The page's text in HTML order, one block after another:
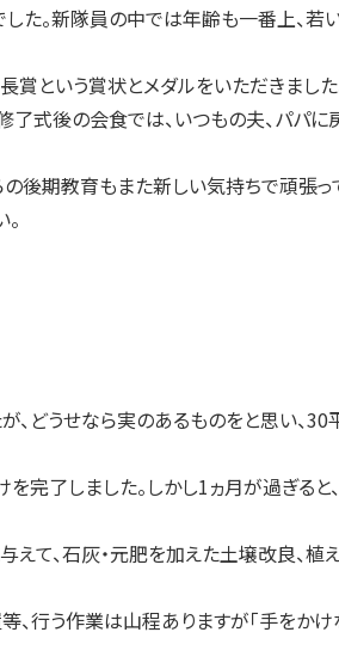
た。新隊員の中では年齢も一番上、若
という賞状とメダルをいただきまし
了式後の会食では、いつもの夫、パパ
後期教育もまた新しい気持ちで頑張っ
どうせなら実のあるものをと思い、
了しました。しかし1ヵ月が過ぎる
て、石灰・元肥を加えた土壌改良、
行う作業は山程ありますが「手をか